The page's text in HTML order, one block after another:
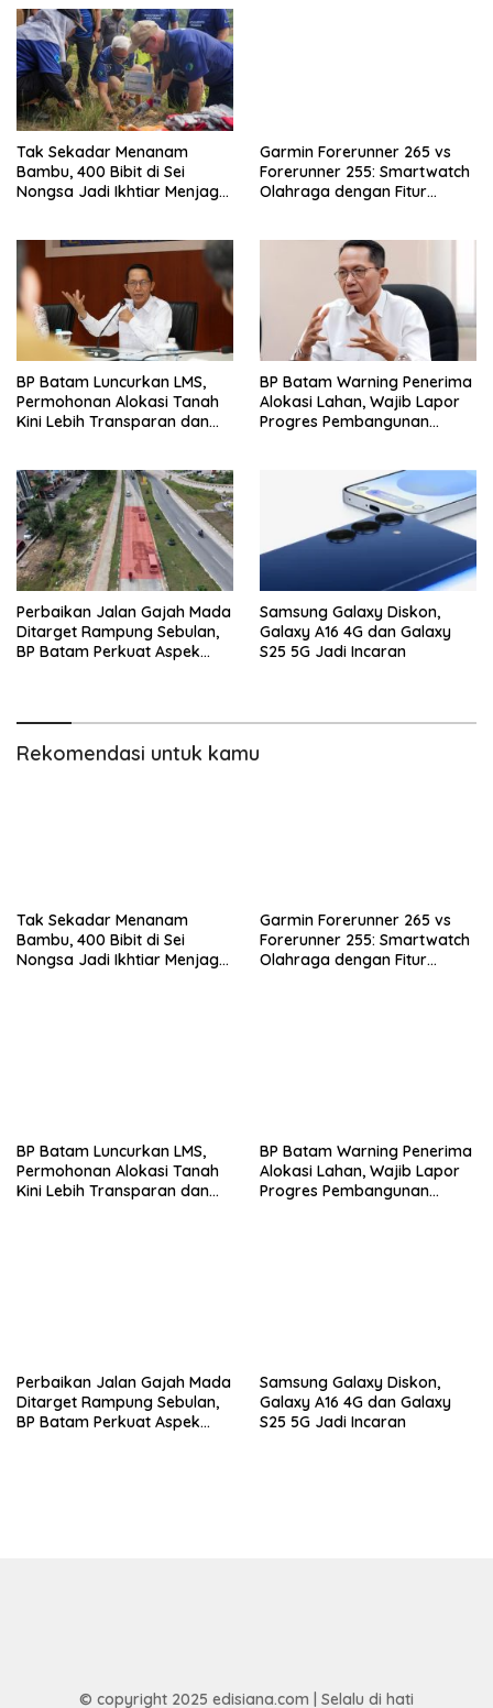
Tak Sekadar Menanam
Bambu, 400 Bibit di Sei
Nongsa Jadi Ikhtiar Menjaga
Garmin Forerunner 265 vs
Forerunner 255: Smartwatch
Olahraga dengan Fitur
BP Batam Luncurkan LMS,
Permohonan Alokasi Tanah
Kini Lebih Transparan dan
BP Batam Warning Penerima
Alokasi Lahan, Wajib Lapor
Progres Pembangunan
Perbaikan Jalan Gajah Mada
Ditarget Rampung Sebulan,
BP Batam Perkuat Aspek
Samsung Galaxy Diskon,
Galaxy A16 4G dan Galaxy
S25 5G Jadi Incaran
Rekomendasi untuk kamu
Tak Sekadar Menanam
Bambu, 400 Bibit di Sei
Nongsa Jadi Ikhtiar Menjaga
Garmin Forerunner 265 vs
Forerunner 255: Smartwatch
Olahraga dengan Fitur
BP Batam Luncurkan LMS,
Permohonan Alokasi Tanah
Kini Lebih Transparan dan
BP Batam Warning Penerima
Alokasi Lahan, Wajib Lapor
Progres Pembangunan
Perbaikan Jalan Gajah Mada
Ditarget Rampung Sebulan,
BP Batam Perkuat Aspek
Samsung Galaxy Diskon,
Galaxy A16 4G dan Galaxy
S25 5G Jadi Incaran
© copyright 2025 edisiana.com | Selalu di hati